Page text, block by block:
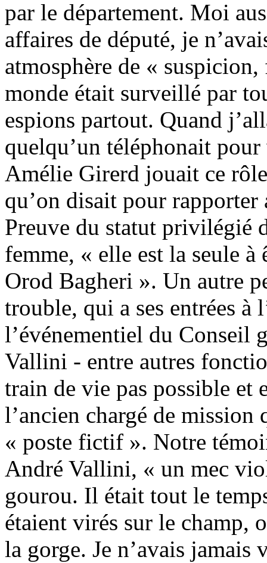
par le département. Moi
affaires de député, je
atmosphère de «
monde était surveillé par
espions partout. Quand
quelqu’un téléphonait
Amélie Girerd jouait ce
qu’on disait pour
Preuve du statut privilégié
femme, « elle est la seule à
Orod Bagheri ». Un autre
trouble, qui a ses entrées à
l’événementiel du Conseil
Vallini - entre autres
train de vie pas possible et
l’ancien chargé de mission
« poste fictif ». Notre
André Vallini, « un mec
gourou. Il était tout le
étaient virés sur le champ,
la gorge. Je n’avais jamais